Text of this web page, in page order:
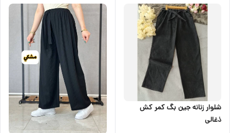
شلوار زنانه جین بگ کمر کش
ذغالی